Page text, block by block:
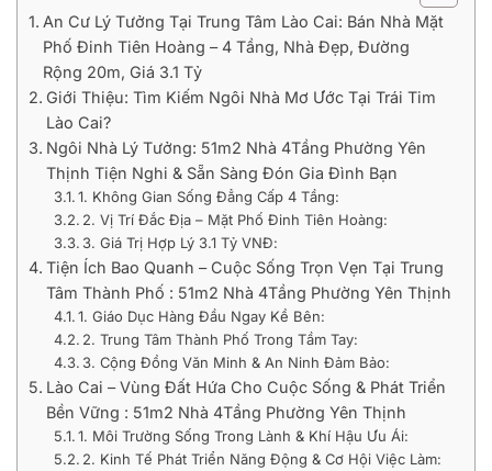
An Cư Lý Tưởng Tại Trung Tâm Lào Cai: Bán Nhà Mặt
Phố Đinh Tiên Hoàng – 4 Tầng, Nhà Đẹp, Đường
Rộng 20m, Giá 3.1 Tỷ
Giới Thiệu: Tìm Kiếm Ngôi Nhà Mơ Ước Tại Trái Tim
Lào Cai?
Ngôi Nhà Lý Tưởng: 51m2 Nhà 4Tầng Phường Yên
Thịnh Tiện Nghi & Sẵn Sàng Đón Gia Đình Bạn
1. Không Gian Sống Đẳng Cấp 4 Tầng:
2. Vị Trí Đắc Địa – Mặt Phố Đinh Tiên Hoàng:
3. Giá Trị Hợp Lý 3.1 Tỷ VNĐ:
Tiện Ích Bao Quanh – Cuộc Sống Trọn Vẹn Tại Trung
Tâm Thành Phố : 51m2 Nhà 4Tầng Phường Yên Thịnh
1. Giáo Dục Hàng Đầu Ngay Kề Bên:
2. Trung Tâm Thành Phố Trong Tầm Tay:
3. Cộng Đồng Văn Minh & An Ninh Đảm Bảo:
Lào Cai – Vùng Đất Hứa Cho Cuộc Sống & Phát Triển
Bền Vững : 51m2 Nhà 4Tầng Phường Yên Thịnh
1. Môi Trường Sống Trong Lành & Khí Hậu Ưu Ái:
2. Kinh Tế Phát Triển Năng Động & Cơ Hội Việc Làm: